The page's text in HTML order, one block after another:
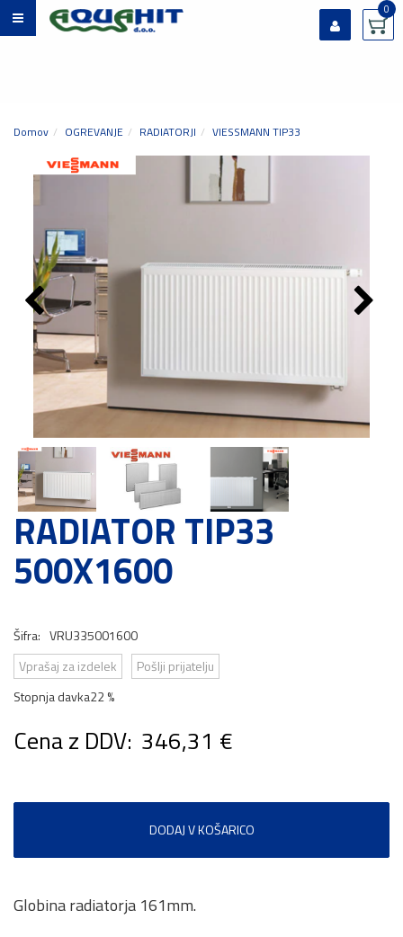
0
Domov OGREVANJE RADIATORJI VIESSMANN TIP33
RADIATOR TIP33
500X1600
Šifra: VRU335001600
Vprašaj za izdelek
Pošlji prijatelju
Stopnja davka22 %
Cena z DDV: 346,31 €
DODAJ V KOŠARICO
Globina radiatorja 161mm.